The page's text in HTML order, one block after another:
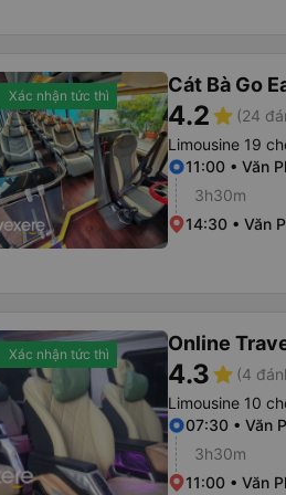
Xác nhận tức thì Cát Bà Go
4.2star (24
Limousine 19
11:00 • Văn
3h30m
14:30 • Văn
Xác nhận tức thì Online
4.3star (4
Limousine 10
07:30 • Văn
3h30m
11:00 • Văn